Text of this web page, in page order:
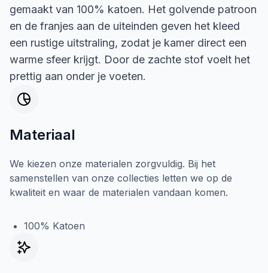
gemaakt van 100% katoen. Het golvende patroon
en de franjes aan de uiteinden geven het kleed
een rustige uitstraling, zodat je kamer direct een
warme sfeer krijgt. Door de zachte stof voelt het
prettig aan onder je voeten.
Materiaal
We kiezen onze materialen zorgvuldig. Bij het
samenstellen van onze collecties letten we op de
kwaliteit en waar de materialen vandaan komen.
100% Katoen